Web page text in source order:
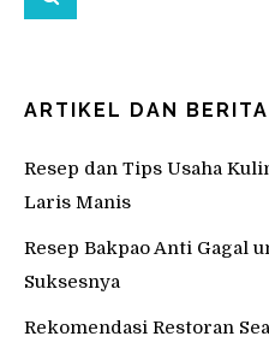
ARTIKEL DAN BERITA
Resep dan Tips Usaha
Laris Manis
Resep Bakpao Anti Gagal
Suksesnya
Rekomendasi Restoran